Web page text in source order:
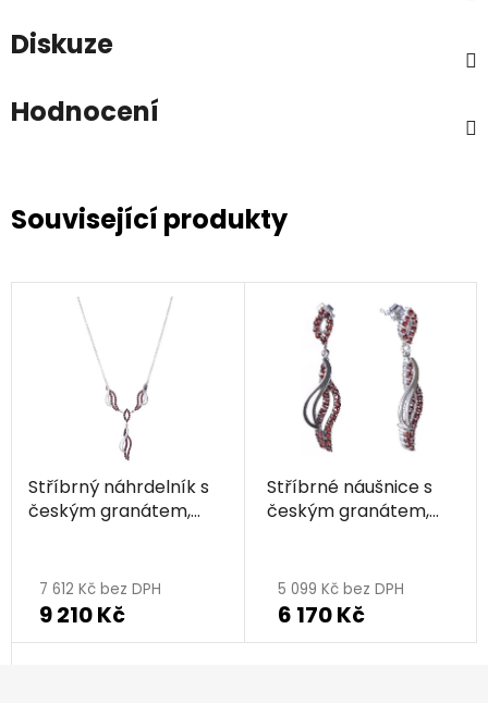
Diskuze
Hodnocení
Související produkty
Stříbrný náhrdelník s
českým granátem,
7 612 Kč bez DPH
9 210 Kč
Stříbrné náušnice s
českým granátem,
5 099 Kč bez DPH
6 170 Kč